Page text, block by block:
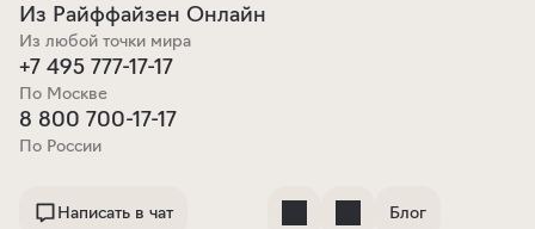
Из Райффайзен Онлайн
Из любой точки мира
+7 495 777-17-17
По Москве
8 800 700-17-17
По России
Написать в чат Блог